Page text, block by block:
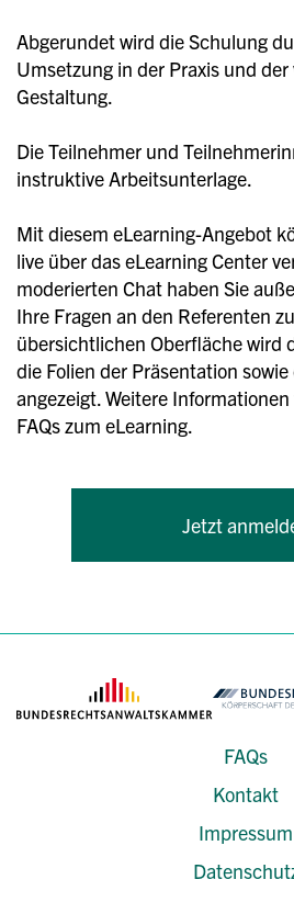
Abgerundet wird die Schulung
Umsetzung in der Praxis und
Gestaltung.
Die Teilnehmer und
instruktive Arbeitsunterlage.
Mit diesem eLearning-Angebot
live über das eLearning Center
moderierten Chat haben Sie
Ihre Fragen an den Referenten
übersichtlichen Oberfläche wird
die Folien der Präsentation
angezeigt. Weitere
FAQs zum eLearning.
Jetzt
FAQs
Kontakt
Impressum